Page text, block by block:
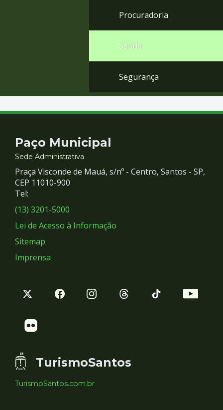
Procuradoria
Saúde
Segurança
Contato
e
Redes
Sociais
Paço Municipal
Sede Administrativa
Praça Visconde de Mauá, s/nº - Centro, Santos - SP,
CEP 11010-900
Tel:
(13) 3201-5000
Lei de Acesso à Informação
Sitemap
Imprensa
TurismoSantos
TurismoSantos.com.br